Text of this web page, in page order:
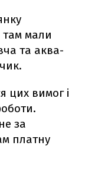
там мали
та аква-
цих вимог і
за
платну